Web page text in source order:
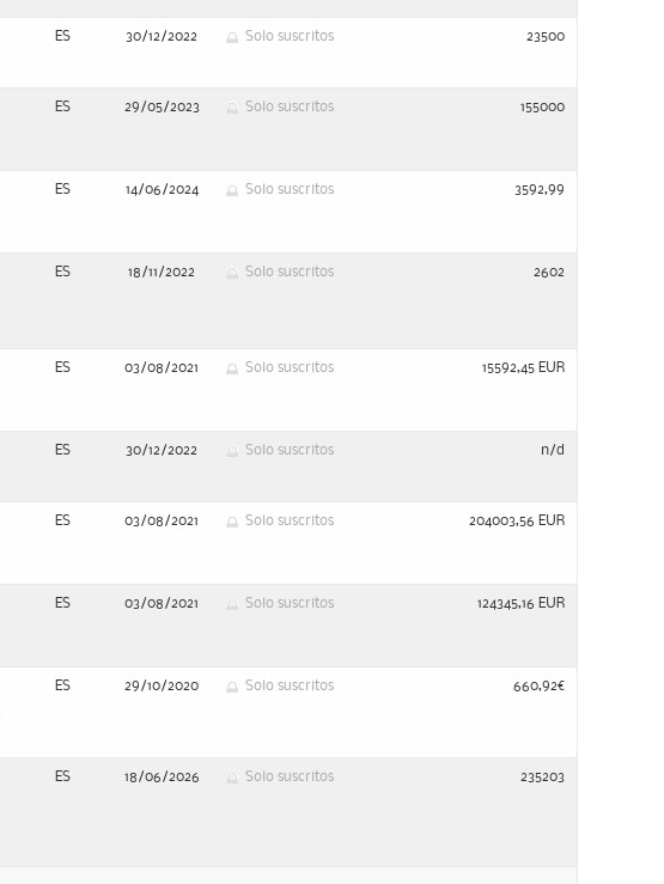
ES 30/12/2022 Solo suscritos 23500
ES 29/05/2023 Solo suscritos 155000
ES 14/06/2024 Solo suscritos 3592,99
ES 18/11/2022 Solo suscritos 2602
ES 03/08/2021 Solo suscritos 15592,45 EUR
ES 30/12/2022 Solo suscritos n/d
ES 03/08/2021 Solo suscritos 204003,56 EUR
ES 03/08/2021 Solo suscritos 124345,16 EUR
ES 29/10/2020 Solo suscritos 660,92€
ES 18/06/2026 Solo suscritos 235203